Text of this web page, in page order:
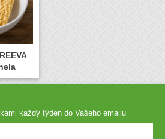
každý týden do Vašeho emailu